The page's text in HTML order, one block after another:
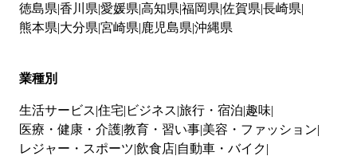
徳島県 香川県 愛媛県 高知県 福岡県 佐賀県 長崎県
熊本県 大分県 宮崎県 鹿児島県 沖縄県
業種別
生活サービス 住宅 ビジネス 旅行・宿泊 趣味
医療・健康・介護教育・習い事 美容・ファッション
レジャー・スポーツ 飲食店 自動車・バイク